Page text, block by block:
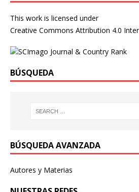
This work is licensed under
Creative Commons Attribution 4.0
BÚSQUEDA
BÚSQUEDA AVANZADA
Autores y Materias